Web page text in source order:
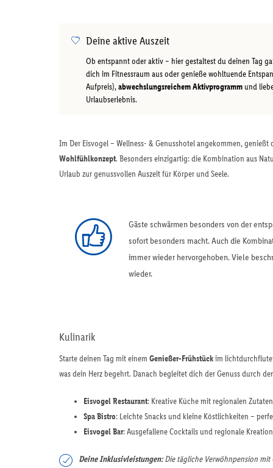
Deine aktive Auszeit
Ob entspannt oder aktiv – hier gestaltest du deinen Tag
dich im Fitnessraum aus oder genieße wohltuende
Aufpreis),abwechslungsreichem Aktivprogramm und
Urlaubserlebnis.
Im Der Eisvogel – Wellness- & Genusshotel angekommen,
Wohlfühlkonzept. Besonders einzigartig: die Kombination aus
Urlaub zur genussvollen Auszeit für Körper und Seele.
Gäste schwärmen besonders von der
sofort besonders macht. Auch die
immer wieder hervorgehoben. Viele
wieder.
Kulinarik
Starte deinen Tag mit einem Genießer-Frühstückim
was dein Herz begehrt. Danach begleitet dich der Genuss durch
Eisvogel Restaurant: Kreative Küche mit regionalen
Spa Bistro: Leichte Snacks und kleine Köstlichkeiten –
Eisvogel Bar: Ausgefallene Cocktails und regionale
Deine Inklusivleistungen:Die tägliche Verwöhnpension mit